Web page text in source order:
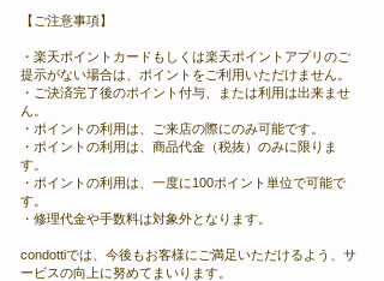
【ご注意事項】
・楽天ポイントカードもしくは楽天ポイントアプリのご
提示がない場合は、ポイントをご利用いただけません。
・ご決済完了後のポイント付与、または利用は出来ませ
ん。
・ポイントの利用は、ご来店の際にのみ可能です。
・ポイントの利用は、商品代金（税抜）のみに限りま
す。
・ポイントの利用は、一度に100ポイント単位で可能で
す。
・修理代金や手数料は対象外となります。
condottiでは、今後もお客様にご満足いただけるよう、サ
ービスの向上に努めてまいります。